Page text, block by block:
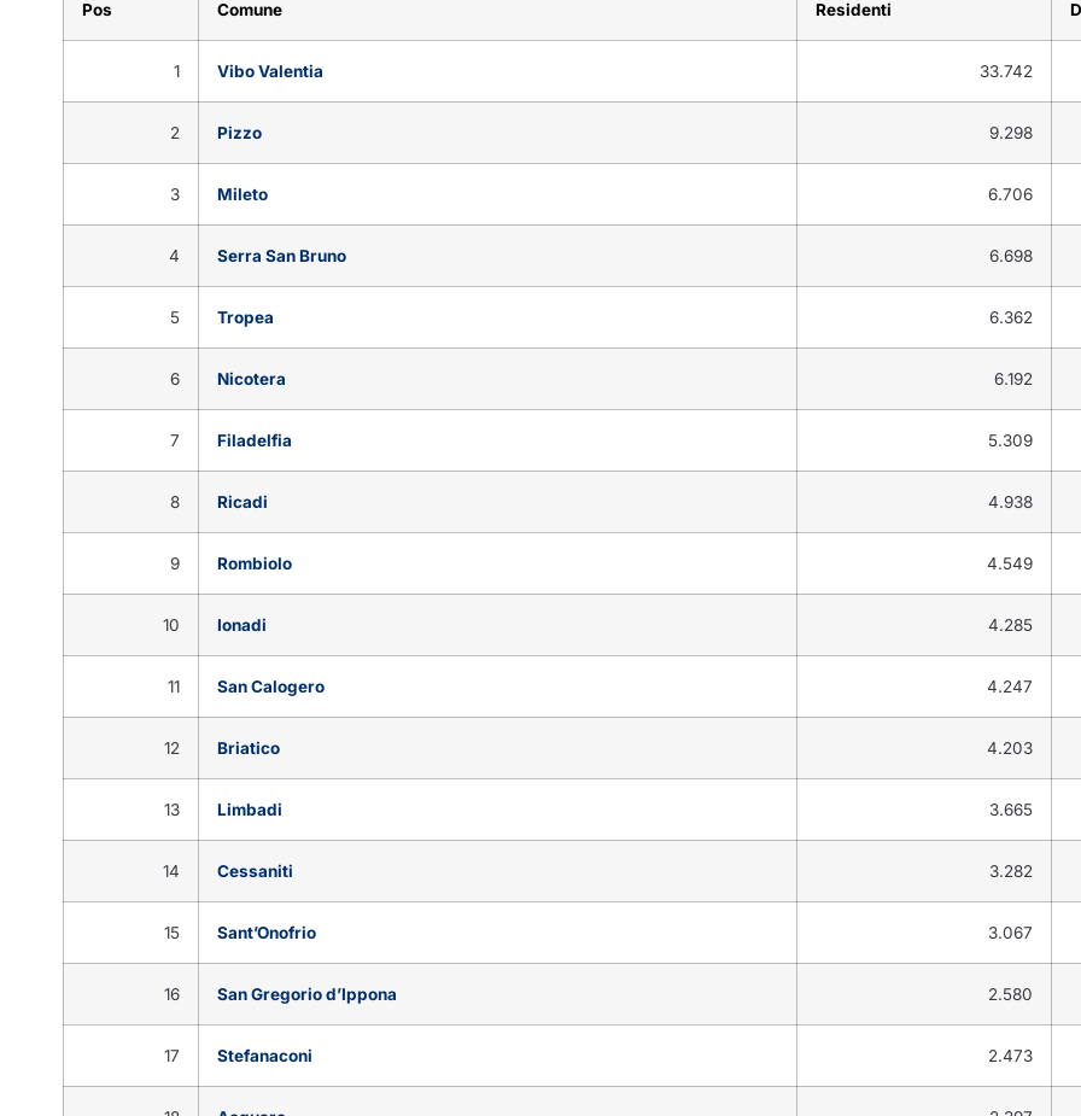
Pos Comune Residenti
1 Vibo Valentia 33.742
2 Pizzo 9.298
3 Mileto 6.706
4 Serra San Bruno 6.698
5 Tropea 6.362
6 Nicotera 6.192
7 Filadelfia 5.309
8 Ricadi 4.938
9 Rombiolo 4.549
10 Ionadi 4.285
11 San Calogero 4.247
12 Briatico 4.203
13 Limbadi 3.665
14 Cessaniti 3.282
15 Sant’Onofrio 3.067
16 San Gregorio d’Ippona 2.580
17 Stefanaconi 2.473